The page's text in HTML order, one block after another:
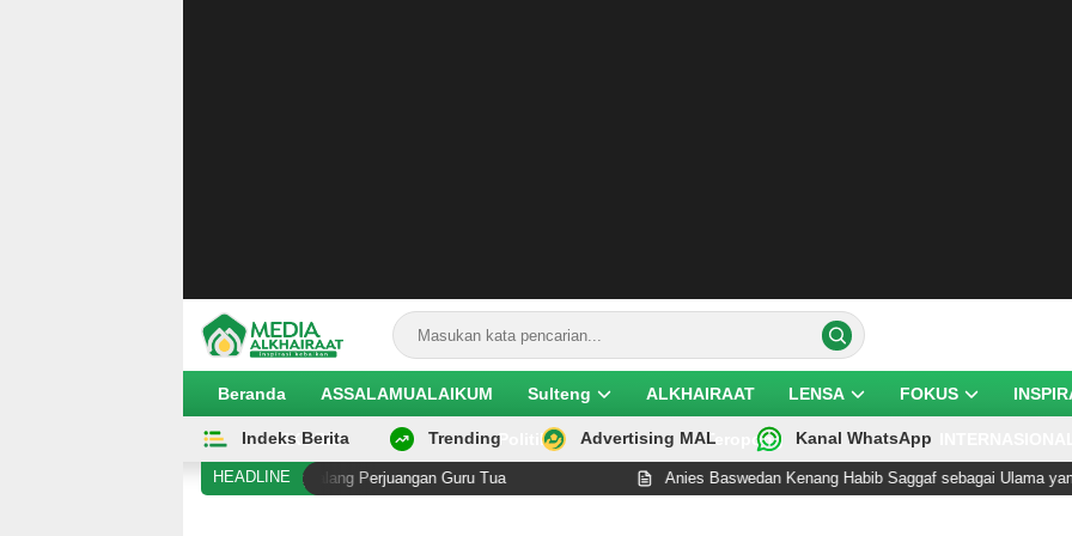
Beranda ASSALAMUALAIKUM Sulteng ALKHAIRAAT LENSA FOKUS
EKOBIS Politik Teropong
Indeks Berita Trending Advertising MAL Kanal WhatsApp
HEADLINE
di Antara Kening Penghalang Perjuangan Guru Tua Anies Baswedan Kenang Habib Saggaf sebagai Ulama yang Rendah